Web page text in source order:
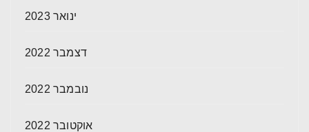
ינואר 2023
דצמבר 2022
נובמבר 2022
אוקטובר 2022